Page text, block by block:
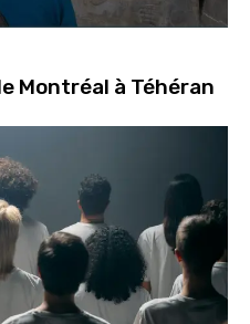
Montréal à Téhéran